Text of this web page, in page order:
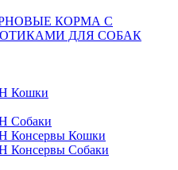
КОРМА С
ДЛЯ СОБАК
Кошки
Собаки
Консервы Кошки
Консервы Собаки